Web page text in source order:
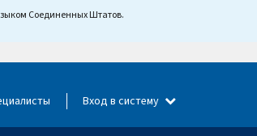
Соединенных Штатов.
Вход в систему